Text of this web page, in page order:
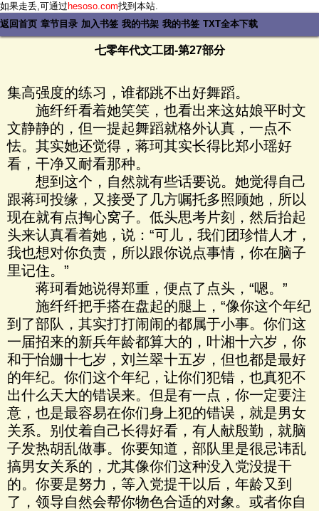
如果走丢,可通过hesoso.com找到本站.
返回首页 章节目录 加入书签 我的书架 我的书签 TXT全本下载
七零年代文工团-第27部分
集高强度的练习，谁都跳不出好舞蹈。
施纤纤看着她笑笑，也看出来这姑娘平时文
文静静的，但一提起舞蹈就格外认真，一点不
怯。其实她还觉得，蒋珂其实长得比郑小瑶好
看，干净又耐看那种。
想到这个，自然就有些话要说。她觉得自己
跟蒋珂投缘，又接受了几方嘱托多照顾她，所以
现在就有点掏心窝子。低头思考片刻，然后抬起
头来认真看着她，说：“可儿，我们团珍惜人才，
我也想对你负责，所以跟你说点事情，你在脑子
里记住。”
蒋珂看她说得郑重，便点了点头，“嗯。”
施纤纤把手搭在盘起的腿上，“像你这个年纪
到了部队，其实打打闹闹的都属于小事。你们这
一届招来的新兵年龄都算大的，叶湘十六岁，你
和于怡姗十七岁，刘兰翠十五岁，但也都是最好
的年纪。你们这个年纪，让你们犯错，也真犯不
出什么天大的错误来。但是有一点，你一定要注
意，也是最容易在你们身上犯的错误，就是男女
关系。别仗着自己长得好看，有人献殷勤，就脑
子发热胡乱做事。你要知道，部队里是很忌讳乱
搞男女关系的，尤其像你们这种没入党没提干
的。你要是努力，等入党提干以后，年龄又到
了，领导自然会帮你物色合适的对象。或者你自